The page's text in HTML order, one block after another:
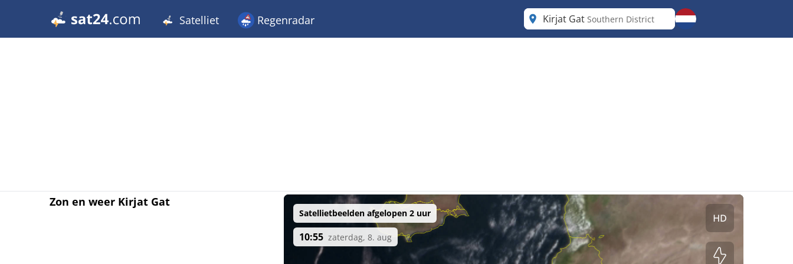
Satelliet Regenradar Kirjat Gat Southern District
Zon en weer Kirjat Gat
Satellietbeelden afgelopen 2 uur
10:55 zaterdag, 8. aug